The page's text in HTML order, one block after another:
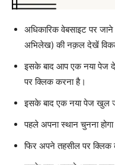
अधिकारिक वेबसाइट पर
अभिलेख) की नक़ल देखें
इसके बाद आप एक नया पेज
पर क्लिक करना है।
इसके बाद एक नया पेज खुल
पहले अपना स्थान चुनना
फिर अपने तहसील पर क्लिक